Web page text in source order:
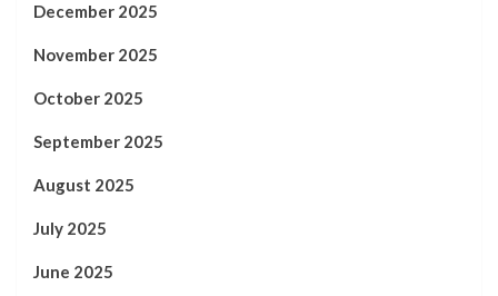
December 2025
November 2025
October 2025
September 2025
August 2025
July 2025
June 2025